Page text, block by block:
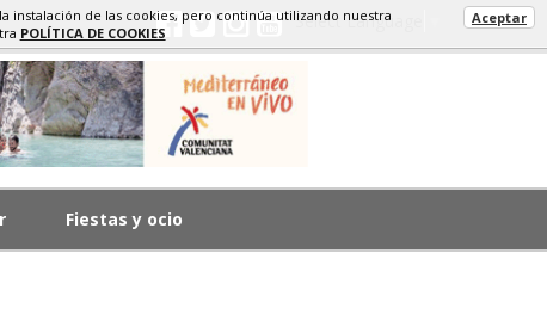
Select Language
Fiestas y ocio
instalación de las cookies, pero continúa utilizando nuestra
POLÍTICA DE COOKIES
Aceptar